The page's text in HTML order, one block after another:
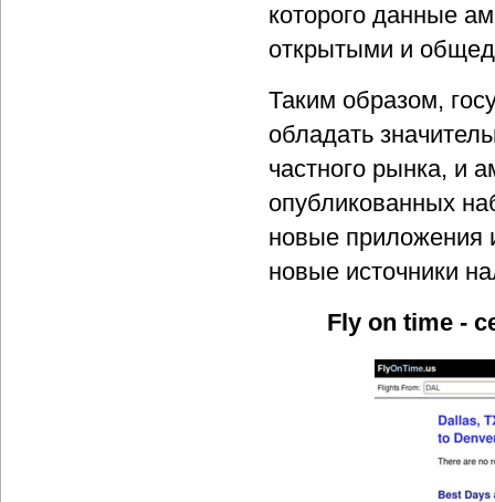
которого данные
открытыми и
Таким образом,
обладать
частного рынка, и
опубликованных
новые приложения
новые источники
Fly on time -